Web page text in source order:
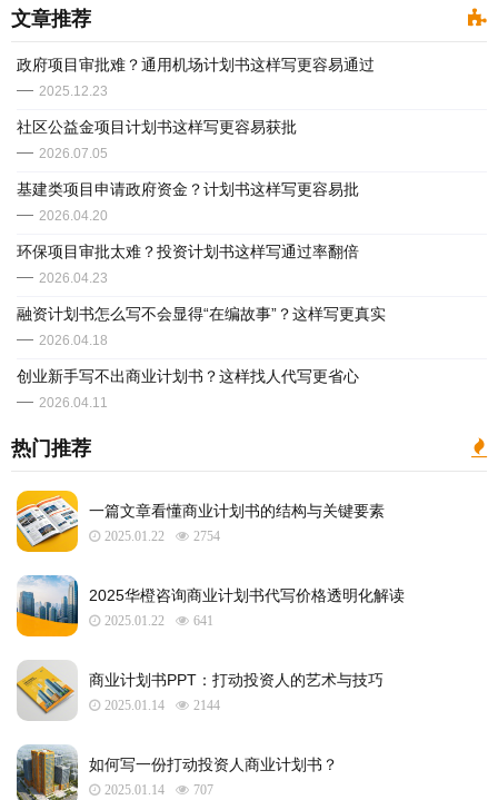
文章推荐
政府项目审批难？通用机场计划书这样写更容易通过
2025.12.23
社区公益金项目计划书这样写更容易获批
2026.07.05
​基建类项目申请政府资金？计划书这样写更容易批
2026.04.20
​环保项目审批太难？投资计划书这样写通过率翻倍
2026.04.23
​融资计划书怎么写不会显得“在编故事”？这样写更真实
2026.04.18
​创业新手写不出商业计划书？这样找人代写更省心
2026.04.11
热门推荐
一篇文章看懂商业计划书的结构与关键要素
2025.01.22 2754
2025华橙咨询商业计划书代写价格透明化解读
2025.01.22 641
​商业计划书PPT：打动投资人的艺术与技巧
2025.01.14 2144
如何写一份打动投资人商业计划书？
2025.01.14 707